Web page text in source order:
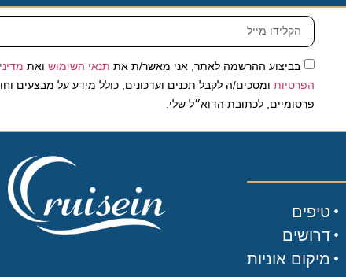
בביצוע ההרשמה לאתר, אני מאשר/ת אתתנאי השימושואת מדיניות
הפרטיותומסכים/ה לקבל תכנים ועדכונים, כולל מידע על מבצעים וחומרים
פרסומיים, לכתובת הדוא״ל שלי.
טיפים
דרושים
מיקום אוניות